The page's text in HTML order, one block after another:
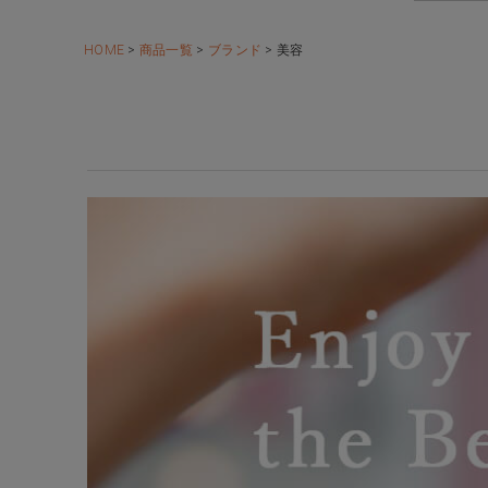
HOME 商品一覧 ブランド 美容